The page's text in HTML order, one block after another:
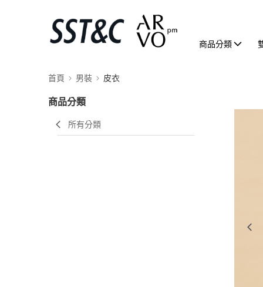
商品分類
首頁 男裝 皮衣
商品分類
所有分類